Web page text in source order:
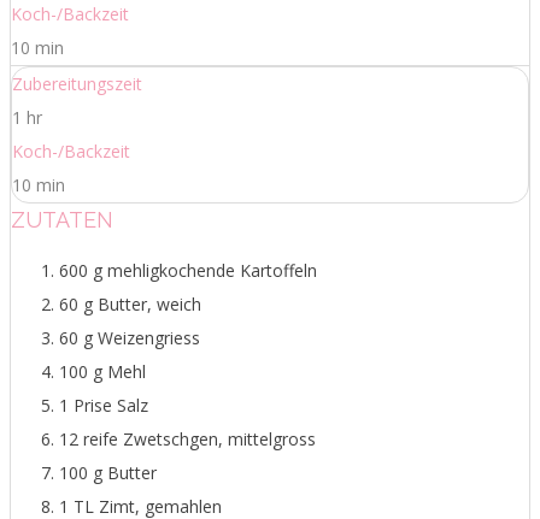
Koch-/Backzeit
10 min
Zubereitungszeit
1 hr
Koch-/Backzeit
10 min
ZUTATEN
600 g mehligkochende Kartoffeln
60 g Butter, weich
60 g Weizengriess
100 g Mehl
1 Prise Salz
12 reife Zwetschgen, mittelgross
100 g Butter
1 TL Zimt, gemahlen